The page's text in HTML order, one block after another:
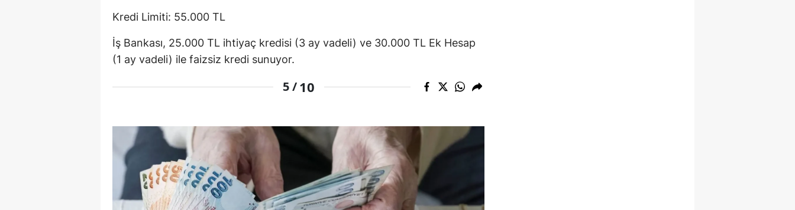
Osmaniye
Düzce
Kredi Limiti: 55.000 TL
İş Bankası, 25.000 TL ihtiyaç kredisi (3 ay vadeli) ve 30.000 TL Ek Hesap
(1 ay vadeli) ile faizsiz kredi sunuyor.
5 /10